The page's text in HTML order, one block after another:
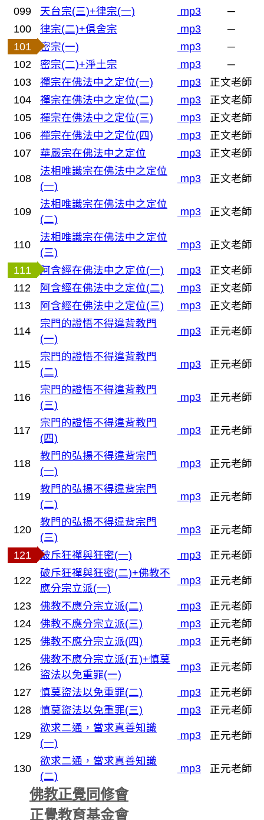
099
天台宗(三)+律宗(一) mp3
─
100
律宗(二)+俱舍宗 mp3
─
101
密宗(一) mp3
─
102
密宗(二)+淨土宗 mp3
─
103
禪宗在佛法中之定位(一) mp3
正文老師
104
禪宗在佛法中之定位(二) mp3
正文老師
105
禪宗在佛法中之定位(三) mp3
正文老師
106
禪宗在佛法中之定位(四) mp3
正文老師
107
華嚴宗在佛法中之定位 mp3 正文老師
108
法相唯識宗在佛法中之定位
(一)
mp3 正文老師
109
法相唯識宗在佛法中之定位
(二)
mp3 正文老師
110
法相唯識宗在佛法中之定位
(三)
mp3 正文老師
111 阿含經在佛法中之定位(一) mp3
正文老師
112
阿含經在佛法中之定位(二) mp3
正文老師
113
阿含經在佛法中之定位(三) mp3 正文老師
114
宗門的證悟不得違背教門
(一)
mp3 正元老師
115
宗門的證悟不得違背教門
(二)
mp3 正元老師
116
宗門的證悟不得違背教門
(三)
mp3 正元老師
117
宗門的證悟不得違背教門
(四)
mp3 正元老師
118
教門的弘揚不得違背宗門
(一)
mp3 正元老師
119
教門的弘揚不得違背宗門
(二)
mp3 正元老師
120
教門的弘揚不得違背宗門
(三)
mp3 正元老師
121 破斥狂禪與狂密(一) mp3 正元老師
122
破斥狂禪與狂密(二)+佛教不
應分宗立派(一)
mp3 正元老師
123 佛教不應分宗立派(二) mp3
正元老師
124
佛教不應分宗立派(三) mp3
正元老師
125
佛教不應分宗立派(四) mp3 正元老師
126
佛教不應分宗立派(五)+慎莫
盜法以免重罪(一)
mp3 正元老師
127 慎莫盜法以免重罪(二) mp3
正元老師
128
慎莫盜法以免重罪(三) mp3 正元老師
129
欲求二通，當求真善知識
(一)
mp3 正元老師
130
欲求二通，當求真善知識
(二)
mp3 正元老師
佛教正覺同修會
正覺教育基金會